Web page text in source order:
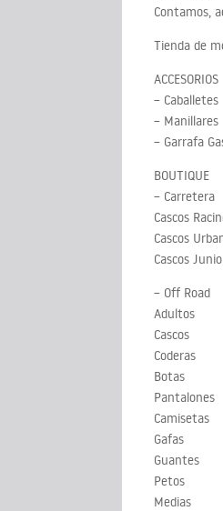
Contamos,
Tienda de
ACCESORIOS
– Caballetes
– Manillares
– Garrafa
BOUTIQUE
– Carretera
Cascos
Cascos
Cascos
– Off Road
Adultos
Cascos
Coderas
Botas
Pantalones
Camisetas
Gafas
Guantes
Petos
Medias